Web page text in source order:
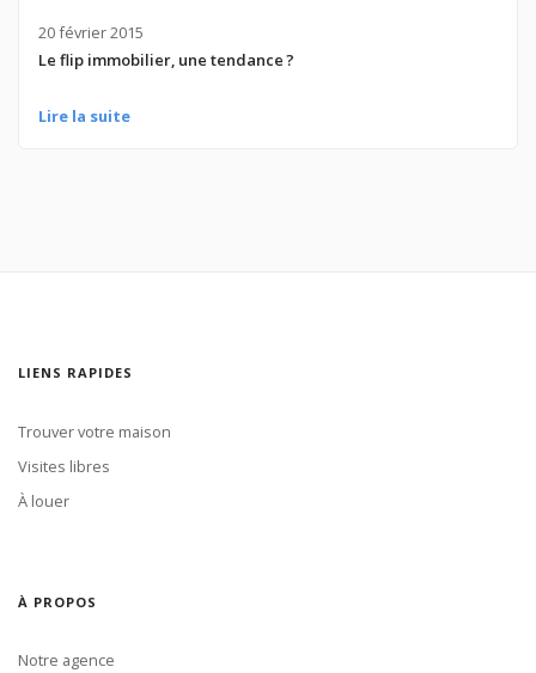
20 février 2015
Le flip immobilier, une tendance ?
Lire la suite
LIENS RAPIDES
Trouver votre maison
Visites libres
À louer
À PROPOS
Notre agence